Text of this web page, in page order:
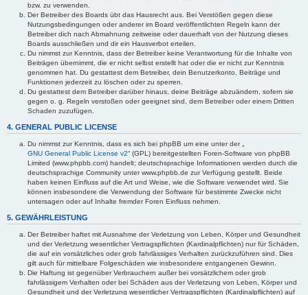
bzw. zu verwenden.
Der Betreiber des Boards übt das Hausrecht aus. Bei Verstößen gegen diese
Nutzungsbedingungen oder anderer im Board veröffentlichten Regeln kann der
Betreiber dich nach Abmahnung zeitweise oder dauerhaft von der Nutzung dieses
Boards ausschließen und dir ein Hausverbot erteilen.
Du nimmst zur Kenntnis, dass der Betreiber keine Verantwortung für die Inhalte von
Beiträgen übernimmt, die er nicht selbst erstellt hat oder die er nicht zur Kenntnis
genommen hat. Du gestattest dem Betreiber, dein Benutzerkonto, Beiträge und
Funktionen jederzeit zu löschen oder zu sperren.
Du gestattest dem Betreiber darüber hinaus, deine Beiträge abzuändern, sofern sie
gegen o. g. Regeln verstoßen oder geeignet sind, dem Betreiber oder einem Dritten
Schaden zuzufügen.
4. GENERAL PUBLIC LICENSE
Du nimmst zur Kenntnis, dass es sich bei phpBB um eine unter der „
GNU General Public License v2“ (GPL) bereitgestellten Foren-Software von phpBB
Limited (www.phpbb.com) handelt; deutschsprachige Informationen werden durch die
deutschsprachige Community unter www.phpbb.de zur Verfügung gestellt. Beide
haben keinen Einfluss auf die Art und Weise, wie die Software verwendet wird. Sie
können insbesondere die Verwendung der Software für bestimmte Zwecke nicht
untersagen oder auf Inhalte fremder Foren Einfluss nehmen.
5. GEWÄHRLEISTUNG
Der Betreiber haftet mit Ausnahme der Verletzung von Leben, Körper und Gesundheit
und der Verletzung wesentlicher Vertragspflichten (Kardinalpflichten) nur für Schäden,
die auf ein vorsätzliches oder grob fahrlässiges Verhalten zurückzuführen sind. Dies
gilt auch für mittelbare Folgeschäden wie insbesondere entgangenen Gewinn.
Die Haftung ist gegenüber Verbrauchern außer bei vorsätzlichem oder grob
fahrlässigem Verhalten oder bei Schäden aus der Verletzung von Leben, Körper und
Gesundheit und der Verletzung wesentlicher Vertragspflichten (Kardinalpflichten) auf